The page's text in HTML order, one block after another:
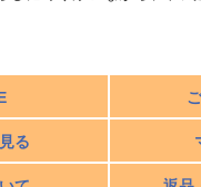
の心はそのままに、
さらに広げていき、これか